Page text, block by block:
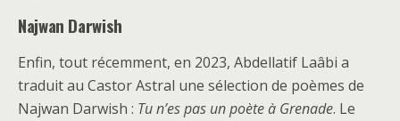
Najwan Darwish
Enfin, tout récemment, en 2023, Abdellatif Laâbi a
traduit au Castor Astral une sélection de poèmes de
Najwan Darwish : Tu n’es pas un poète à Grenade. Le